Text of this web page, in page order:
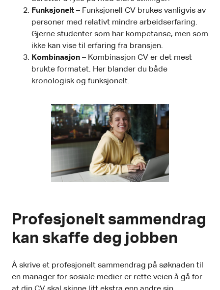
Funksjonelt – Funksjonell CV brukes vanligvis av
personer med relativt mindre arbeidserfaring.
Gjerne studenter som har kompetanse, men som
ikke kan vise til erfaring fra bransjen.
Kombinasjon – Kombinasjon CV er det mest
brukte formatet. Her blander du både
kronologisk og funksjonelt.
Profesjonelt sammendrag
kan skaffe deg jobben
Å skrive et profesjonelt sammendrag på søknaden til
en manager for sosiale medier er rette veien å gå for